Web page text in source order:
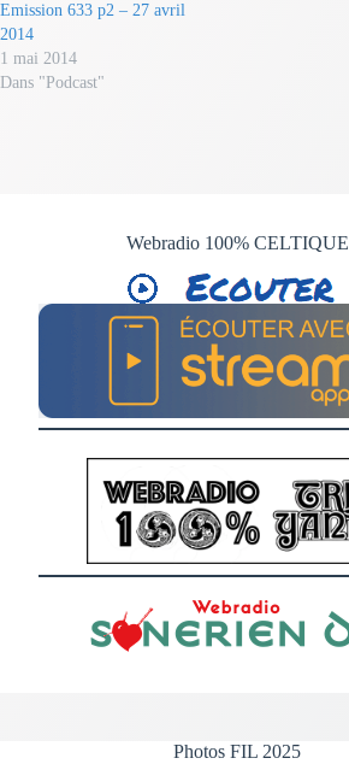
Emission 633 p2 – 27 avril
2014
1 mai 2014
Dans "Podcast"
Webradio 100% CELTIQUE
Photos FIL 2025